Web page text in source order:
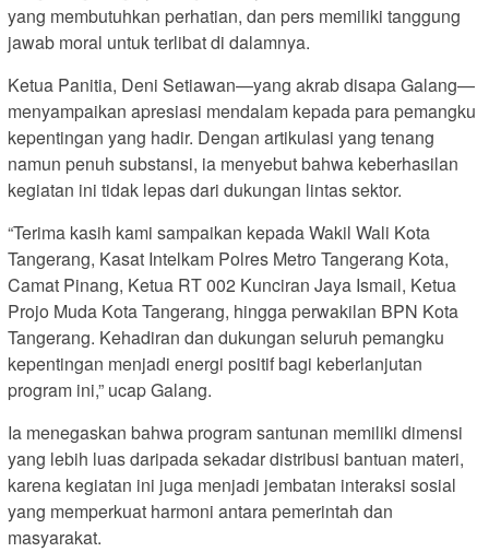
yang membutuhkan perhatian, dan pers memiliki tanggung
jawab moral untuk terlibat di dalamnya.
Ketua Panitia, Deni Setiawan—yang akrab disapa Galang—
menyampaikan apresiasi mendalam kepada para pemangku
kepentingan yang hadir. Dengan artikulasi yang tenang
namun penuh substansi, ia menyebut bahwa keberhasilan
kegiatan ini tidak lepas dari dukungan lintas sektor.
“Terima kasih kami sampaikan kepada Wakil Wali Kota
Tangerang, Kasat Intelkam Polres Metro Tangerang Kota,
Camat Pinang, Ketua RT 002 Kunciran Jaya Ismail, Ketua
Projo Muda Kota Tangerang, hingga perwakilan BPN Kota
Tangerang. Kehadiran dan dukungan seluruh pemangku
kepentingan menjadi energi positif bagi keberlanjutan
program ini,” ucap Galang.
Ia menegaskan bahwa program santunan memiliki dimensi
yang lebih luas daripada sekadar distribusi bantuan materi,
karena kegiatan ini juga menjadi jembatan interaksi sosial
yang memperkuat harmoni antara pemerintah dan
masyarakat.